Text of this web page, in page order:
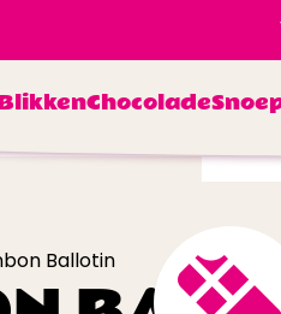
Chocolade
Ballotin